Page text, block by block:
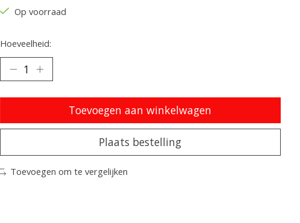
Op voorraad
Hoeveelheid:
Toevoegen aan winkelwagen
Plaats bestelling
Toevoegen om te vergelijken